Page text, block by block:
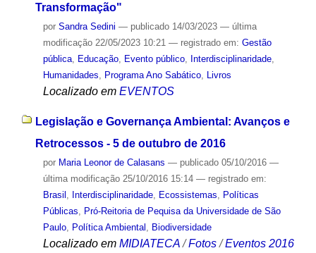
Transformação"
por Sandra Sedini — publicado14/03/2023 — última
modificação22/05/2023 10:21 — registrado em: Gestão
pública, Educação, Evento público, Interdisciplinaridade,
Humanidades, Programa Ano Sabático, Livros
Localizado em EVENTOS
Legislação e Governança Ambiental: Avanços e
Retrocessos - 5 de outubro de 2016
por Maria Leonor de Calasans — publicado05/10/2016 —
última modificação25/10/2016 15:14 — registrado em:
Brasil
Interdisciplinaridade, Ecossistemas
Políticas
Públicas
Pró-Reitoria de Pequisa da Universidade de São
Paulo, Política Ambiental Biodiversidade
Localizado em MIDIATECA /Fotos /Eventos 2016